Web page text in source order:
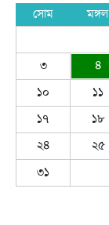
সোম মঙ্গল
৩
৪
১০
১১
১৭
১৮
২৪
২৫
৩১